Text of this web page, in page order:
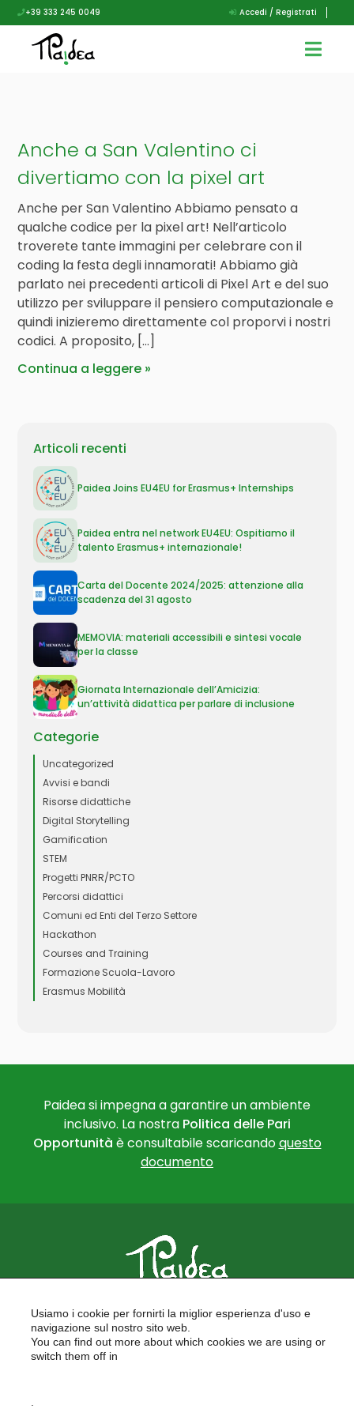
+39 333 245 0049 Accedi / Registrati
Anche a San Valentino ci
divertiamo con la pixel art
Anche per San Valentino Abbiamo pensato a
qualche codice per la pixel art! Nell’articolo
troverete tante immagini per celebrare con il
coding la festa degli innamorati! Abbiamo già
parlato nei precedenti articoli di Pixel Art e del suo
utilizzo per sviluppare il pensiero computazionale e
quindi inizieremo direttamente col proporvi i nostri
codici. A proposito, […]
Continua a leggere
Articoli recenti
Paidea Joins EU4EU for Erasmus+ Internships
Paidea entra nel network EU4EU: Ospitiamo il
talento Erasmus+ internazionale!
Carta del Docente 2024/2025: attenzione alla
scadenza del 31 agosto
MEMOVIA: materiali accessibili e sintesi vocale
per la classe
Giornata Internazionale dell’Amicizia:
un’attività didattica per parlare di inclusione
Categorie
Uncategorized
Avvisi e bandi
Risorse didattiche
Digital Storytelling
Gamification
STEM
Progetti PNRR/PCTO
Percorsi didattici
Comuni ed Enti del Terzo Settore
Hackathon
Courses and Training
Formazione Scuola-Lavoro
Erasmus Mobilità
Paidea si impegna a garantire un ambiente
inclusivo. La nostra Politica delle Pari
Opportunità è consultabile scaricandoquesto
documento
FORMAZIONE PER LE SCUOLE
FORMAZIONE PROFESSIONALE
PROGETTI EUROPEI
Usiamo i cookie per fornirti la miglior esperienza d'uso e
navigazione sul nostro sito web.
You can find out more about which cookies we are using or
switch them off in